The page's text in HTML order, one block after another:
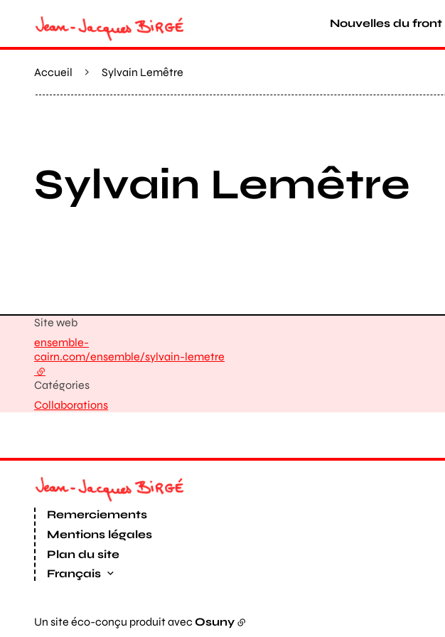
Nouvelles du front
Accueil Sylvain Lemêtre
Sylvain Lemêtre
Catégories
Collaborations
Site web
ensemble-
cairn.com/ensemble/sylvain-lemetre
- lien externe
Remerciements
Mentions légales
Plan du site
Français
Un site éco-conçu produit avec Osuny